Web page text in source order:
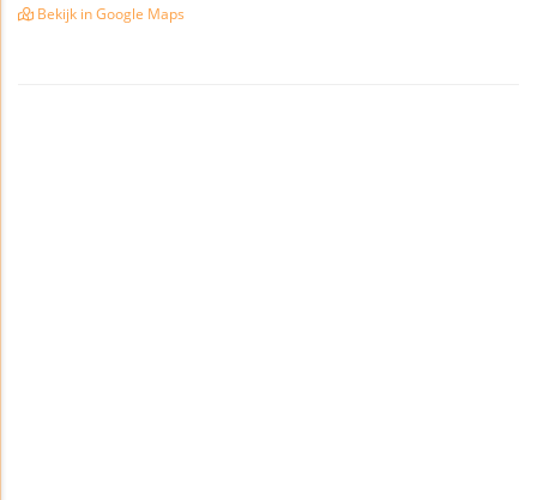
Bekijk in Google Maps